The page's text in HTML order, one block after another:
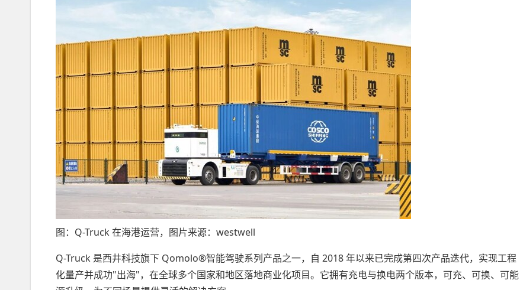
图：Q-Truck 在海港运营，图片来源：westwell
Q-Truck 是西井科技旗下 Qomolo®智能驾驶系列产品之一，自 2018 年以来已完成第四次产品迭代，实现工程
化量产并成功"出海"，在全球多个国家和地区落地商业化项目。它拥有充电与换电两个版本，可充、可换、可能